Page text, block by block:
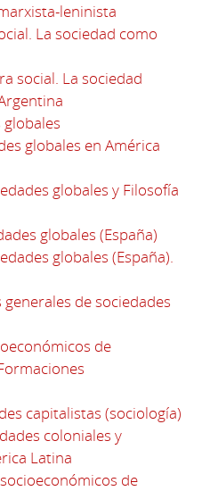
leninista
La sociedad como
social. La sociedad
globales en América
globales y Filosofía
globales (España)
globales (España).
de sociedades
de
capitalistas (sociología)
coloniales y
Latina
de